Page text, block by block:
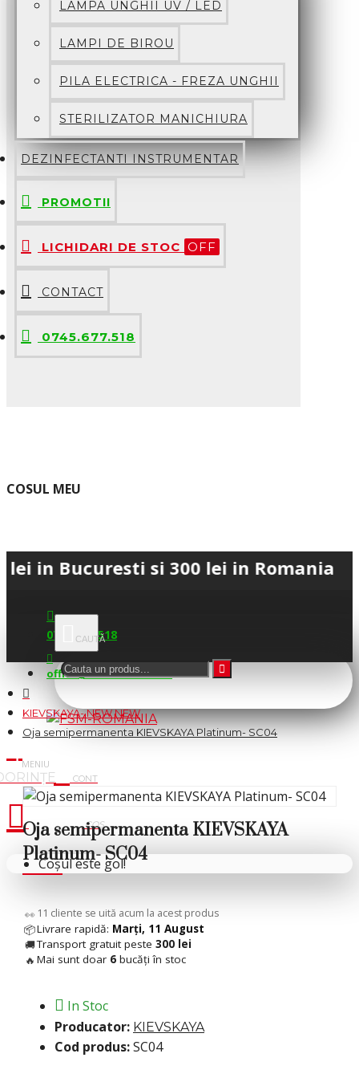
LAMPA UNGHII UV / LED
LAMPI DE BIROU
PILA ELECTRICA - FREZA UNGHII
STERILIZATOR MANICHIURA
DEZINFECTANTI INSTRUMENTAR
PROMOTII
LICHIDARI DE STOC OFF
CONTACT
0745.677.518
COSUL MEU
si 300 lei in Romania • 💳
0745.677.518
office@fsm-romania.ro
Cosul tau
Coșul este gol!
KIEVSKAYA- NEW NEW
Oja semipermanenta KIEVSKAYA Platinum- SC04
Oja semipermanenta KIEVSKAYA
Platinum- SC04
👀 8 cliente se uită acum la acest produs
📦Livrare rapidă: Marți, 11 August
🚚Transport gratuit peste 300 lei
🔥 Mai sunt doar 6 bucăți în stoc
In Stoc
Producator: KIEVSKAYA
Cod produs:SC04